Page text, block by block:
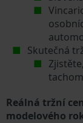
Skutečná
Reálná tržní
modelového